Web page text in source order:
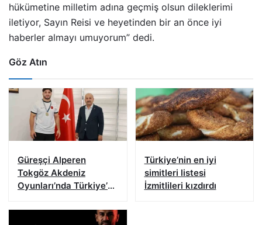
hükümetine milletim adına geçmiş olsun dileklerimi
iletiyor, Sayın Reisi ve heyetinden bir an önce iyi
haberler almayı umuyorum” dedi.
Göz Atın
Güreşçi Alperen
Tokgöz Akdeniz
Oyunları’nda Türkiye’yi
Türkiye’nin en iyi
simitleri listesi
İzmitlileri kızdırdı